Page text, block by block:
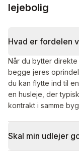
lejebolig
Hvad er fordelen
Når du bytter
begge jeres
du kan flytte ind til
en husleje, der
kontrakt i samme
Skal min udlejer